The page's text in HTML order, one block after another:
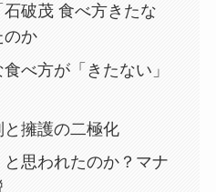
破茂 食べ方きたな
のか
べ方が「きたない」
擁護の二極化
思われたのか？マナ